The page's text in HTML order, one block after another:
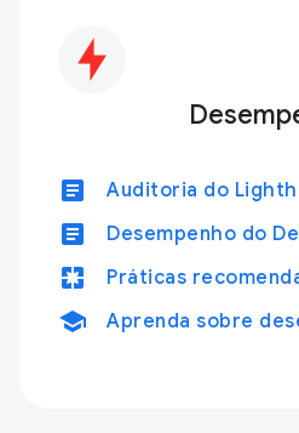
article Auditoria do
article Desempenho do
pages Práticas
school Aprenda sobre